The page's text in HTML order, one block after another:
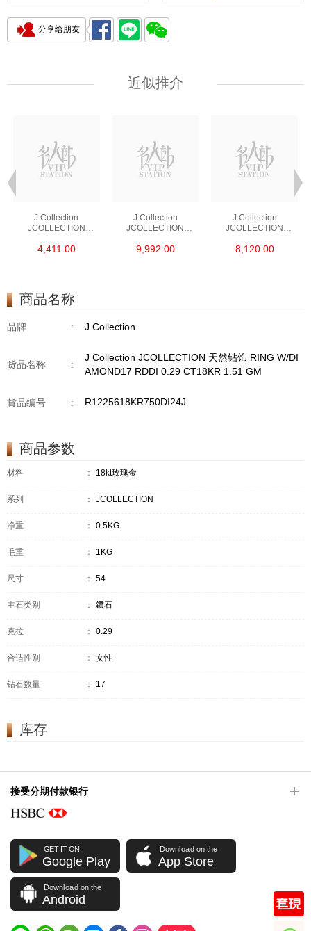
分享给朋友
近似推介
J Collection
JCOLLECTION
RDDI 0.48 CT18KR
4,411.00
J Collection
JCOLLECTION
RDDI 1.34 CT18KW
9,992.00
J Collection
JCOLLECTION
W/DIAMOND 7
8,120.00
商品名称
品牌 : J Collection
货品名称 :
J Collection JCOLLECTION 天然钻饰 RING W/DI
AMOND17 RDDI 0.29 CT18KR 1.51 GM
貨品编号 : R1225618KR750DI24J
商品参数
材料 ： 18kt玫瑰金
系列 ： JCOLLECTION
净重 ： 0.5KG
毛重 ： 1KG
尺寸 ： 54
主石类别 ： 鑽石
克拉 ： 0.29
合适性别 ： 女性
钻石数量 ： 17
库存
接受分期付款银行
GET IT ON
Google Play
Download on the
App Store
Download on the
Android